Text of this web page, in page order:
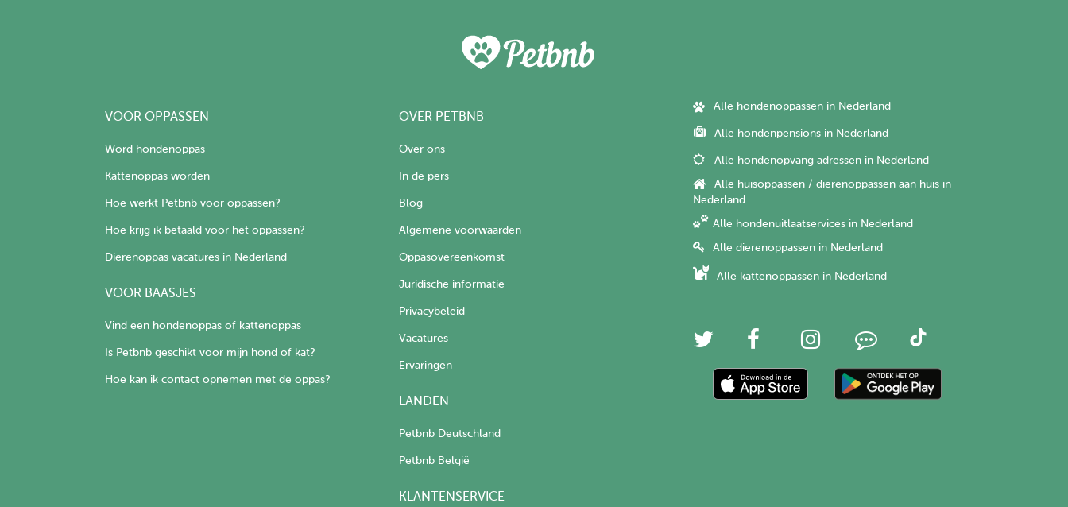
VOOR OPPASSEN
Word hondenoppas
Kattenoppas worden
Hoe werkt Petbnb voor oppassen?
Hoe krijg ik betaald voor het oppassen?
Dierenoppas vacatures in Nederland
VOOR BAASJES
Vind een hondenoppas of kattenoppas
Is Petbnb geschikt voor mijn hond of kat?
Hoe kan ik contact opnemen met de oppas?
OVER PETBNB
Over ons
In de pers
Blog
Algemene voorwaarden
Oppasovereenkomst
Juridische informatie
Privacybeleid
Vacatures
Ervaringen
LANDEN
Petbnb Deutschland
Petbnb België
KLANTENSERVICE
Alle hondenoppassen in Nederland
Alle hondenpensions in Nederland
Alle hondenopvang adressen in Nederland
Alle huisoppassen / dierenoppassen aan huis in
Nederland
Alle hondenuitlaatservices in Nederland
Alle dierenoppassen in Nederland
Alle kattenoppassen in Nederland